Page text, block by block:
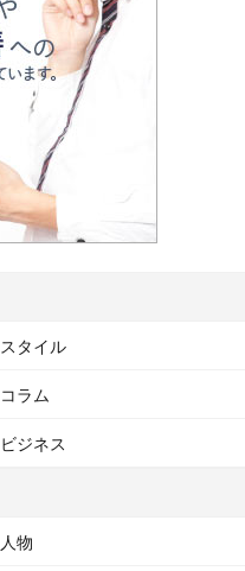
スタイル
コラム
ビジネス
人物